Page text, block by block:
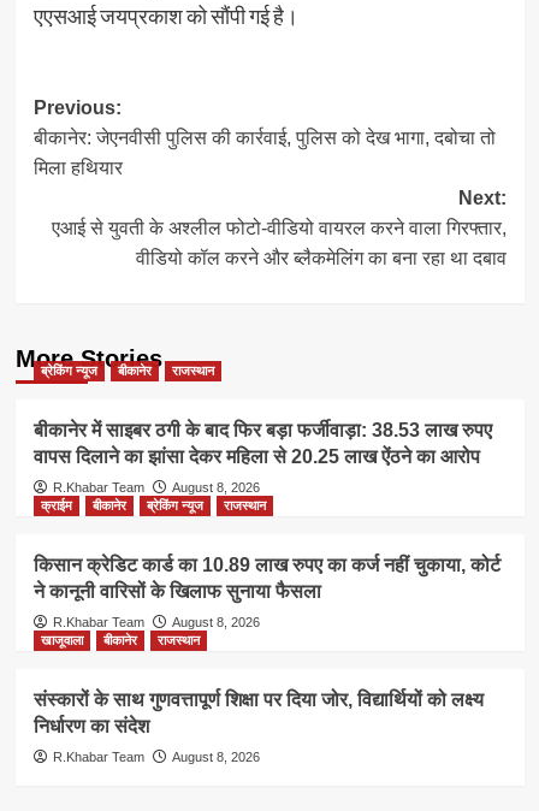
एएसआई जयप्रकाश को सौंपी गई है।
Post
navigation
Previous:
बीकानेर: जेएनवीसी पुलिस की कार्रवाई, पुलिस को देख भागा, दबोचा तो
मिला हथियार
Next:
एआई से युवती के अश्लील फोटो-वीडियो वायरल करने वाला गिरफ्तार,
वीडियो कॉल करने और ब्लैकमेलिंग का बना रहा था दबाव
More Stories
ब्रेकिंग न्यूज बीकानेर राजस्थान
बीकानेर में साइबर ठगी के बाद फिर बड़ा फर्जीवाड़ा: 38.53 लाख रुपए
वापस दिलाने का झांसा देकर महिला से 20.25 लाख ऐंठने का आरोप
R.Khabar Team
August 8, 2026
क्राईम
बीकानेर ब्रेकिंग न्यूज राजस्थान
किसान क्रेडिट कार्ड का 10.89 लाख रुपए का कर्ज नहीं चुकाया, कोर्ट
ने कानूनी वारिसों के खिलाफ सुनाया फैसला
R.Khabar Team
August 8, 2026
खाजूवाला
बीकानेर राजस्थान
संस्कारों के साथ गुणवत्तापूर्ण शिक्षा पर दिया जोर, विद्यार्थियों को लक्ष्य
निर्धारण का संदेश
R.Khabar Team August 8, 2026